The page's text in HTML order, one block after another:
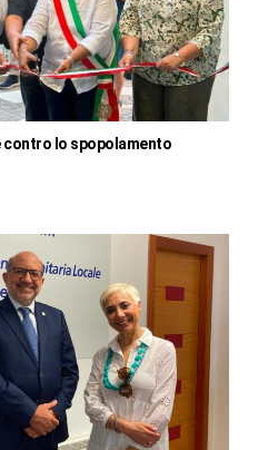
contro lo spopolamento